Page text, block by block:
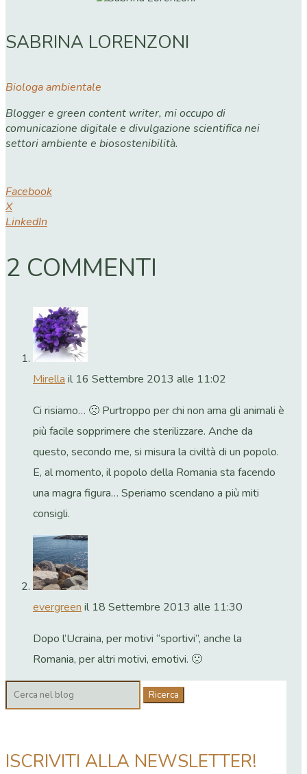
SABRINA LORENZONI
Biologa ambientale
Blogger e green content writer, mi occupo di
comunicazione digitale e divulgazione scientifica nei
settori ambiente e biosostenibilità.
Facebook
X
LinkedIn
2 COMMENTI
Mirellail 16 Settembre 2013 alle 11:02
Ci risiamo… 🙁 Purtroppo per chi non ama gli animali è
più facile sopprimere che sterilizzare. Anche da
questo, secondo me, si misura la civiltà di un popolo.
E, al momento, il popolo della Romania sta facendo
una magra figura… Speriamo scendano a più miti
consigli.
evergreenil 18 Settembre 2013 alle 11:30
Dopo l’Ucraina, per motivi “sportivi”, anche la
Romania, per altri motivi, emotivi. 🙁
Cerca:
ISCRIVITI ALLA NEWSLETTER!